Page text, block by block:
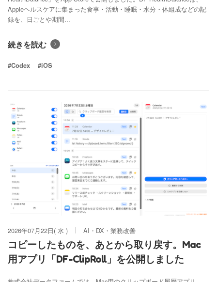
Appleヘルスケアに集まった食事・活動・睡眠・水分・体組成などの記
録を、日ごとや期間...
続きを読む
#Codex #iOS
2026年07月22日( 水 ) AI・DX・業務改善
コピーしたものを、あとから取り戻す。Mac
用アプリ「DF-ClipRoll」を公開しました